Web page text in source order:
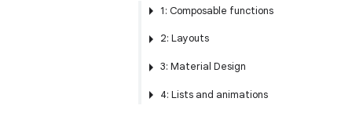
1: Composable functions
2: Layouts
3: Material Design
4: Lists and animations